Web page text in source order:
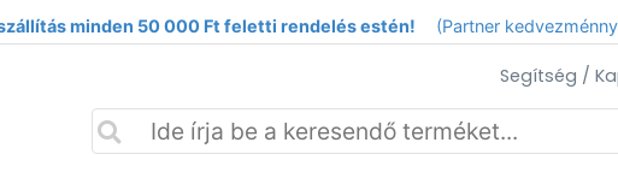
minden 50 000 Ft feletti rendelés estén! (Partner
Segítség /